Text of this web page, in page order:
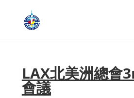
LAX北美洲總會
會議